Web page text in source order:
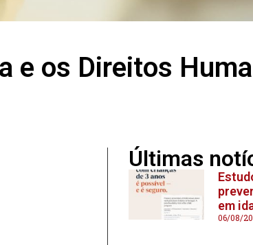
e os Direitos
Últimas
em
06/08/